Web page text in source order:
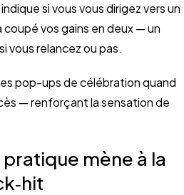
si vous vous dirigez vers un
coupé vos gains en deux — un
vous relancez ou pas.
pop-ups de célébration quand
— renforçant la sensation de
mène à la